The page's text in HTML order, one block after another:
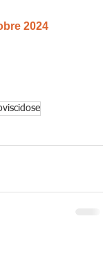
2024